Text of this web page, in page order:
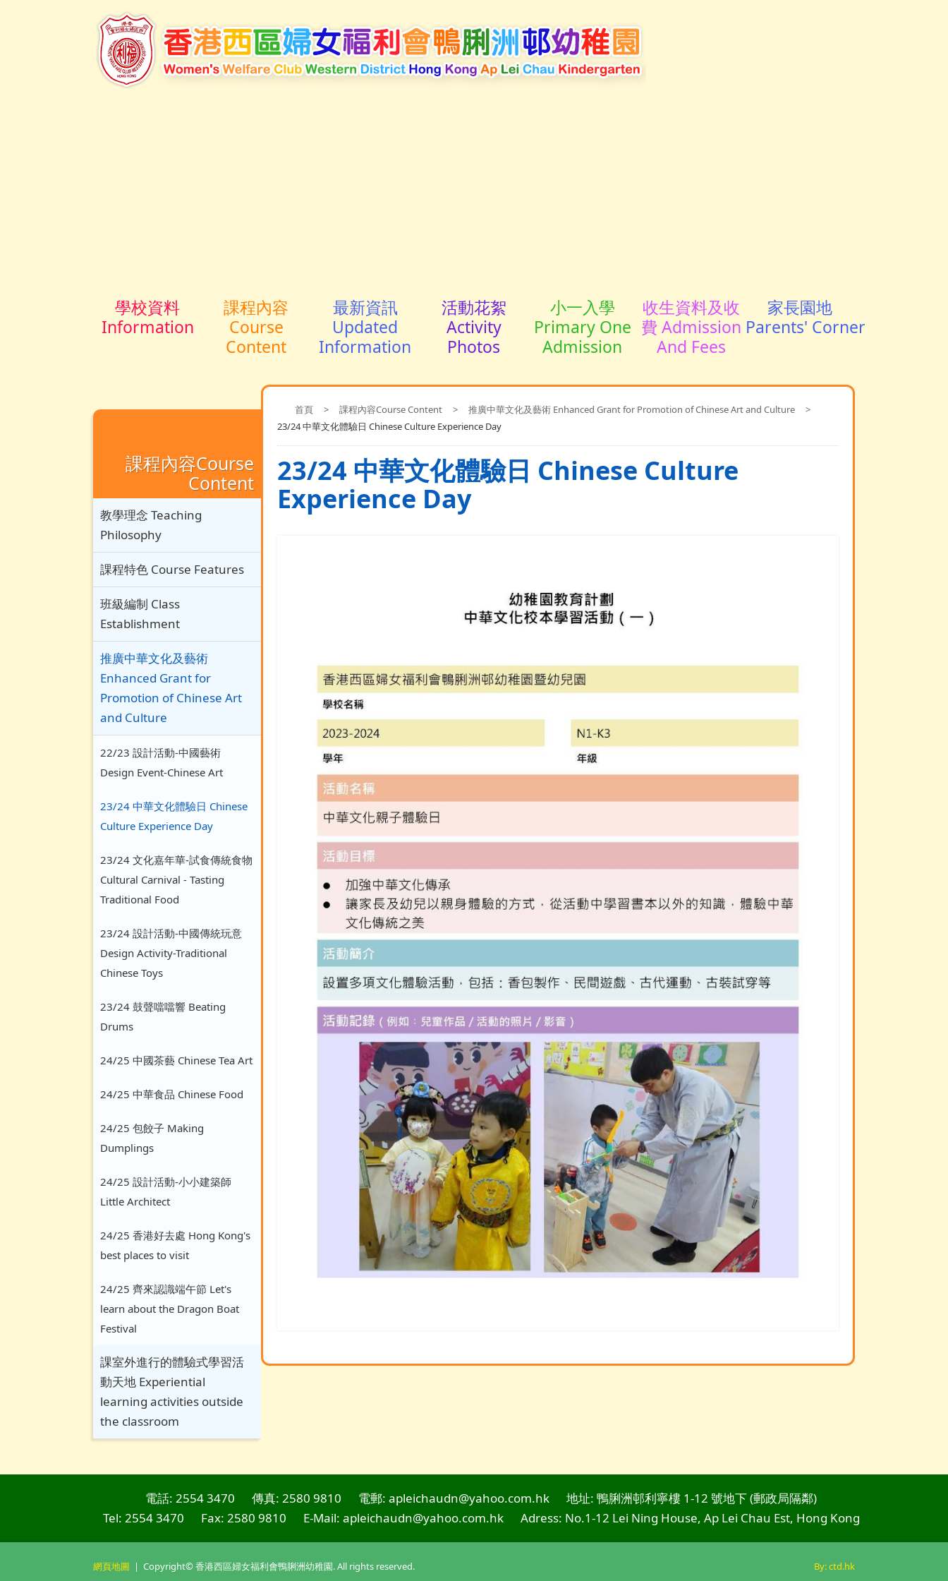
學校資料
Information
課程內容
Course
Content
最新資訊
Updated
Information
活動花絮
Activity
Photos
小一入學
Primary One
Admission
收生資料及收
費 Admission
And Fees
家長園地
Parents' Corner
首頁 > 課程內容Course Content > 推廣中華文化及藝術 Enhanced Grant for Promotion of Chinese Art and Culture
>
23/24 中華文化體驗日 Chinese Culture Experience Day
23/24 中華文化體驗日 Chinese Culture
Experience Day
課程內容Course
Content
教學理念 Teaching
Philosophy
課程特色 Course Features
班級編制 Class
Establishment
推廣中華文化及藝術
Enhanced Grant for
Promotion of Chinese Art
and Culture
22/23 設計活動-中國藝術
Design Event-Chinese Art
23/24 中華文化體驗日 Chinese
Culture Experience Day
23/24 文化嘉年華-試食傳統食物
Cultural Carnival - Tasting
Traditional Food
23/24 設計活動-中國傳統玩意
Design Activity-Traditional
Chinese Toys
23/24 鼓聲噹噹響 Beating
Drums
24/25 中國茶藝 Chinese Tea Art
24/25 中華食品 Chinese Food
24/25 包餃子 Making
Dumplings
24/25 設計活動-小小建築師
Little Architect
24/25 香港好去處 Hong Kong's
best places to visit
24/25 齊來認識端午節 Let's
learn about the Dragon Boat
Festival
課室外進行的體驗式學習活
動天地 Experiential
learning activities outside
the classroom
電話: 2554 3470 傳真: 2580 9810 電郵: apleichaudn@yahoo.com.hk
地址: 鴨脷洲邨利寧樓 1-12 號地下 (郵政局隔鄰)
Tel: 2554 3470
Fax: 2580 9810 E-Mail: apleichaudn@yahoo.com.hk Adress: No.1-12 Lei Ning House, Ap Lei Chau Est, Hong Kong
網頁地圖 | Copyright© 香港西區婦女福利會鴨脷洲幼稚園. All rights reserved. By: ctd.hk